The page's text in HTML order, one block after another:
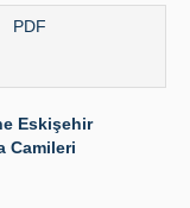
PDF
Eskişehir
Camileri